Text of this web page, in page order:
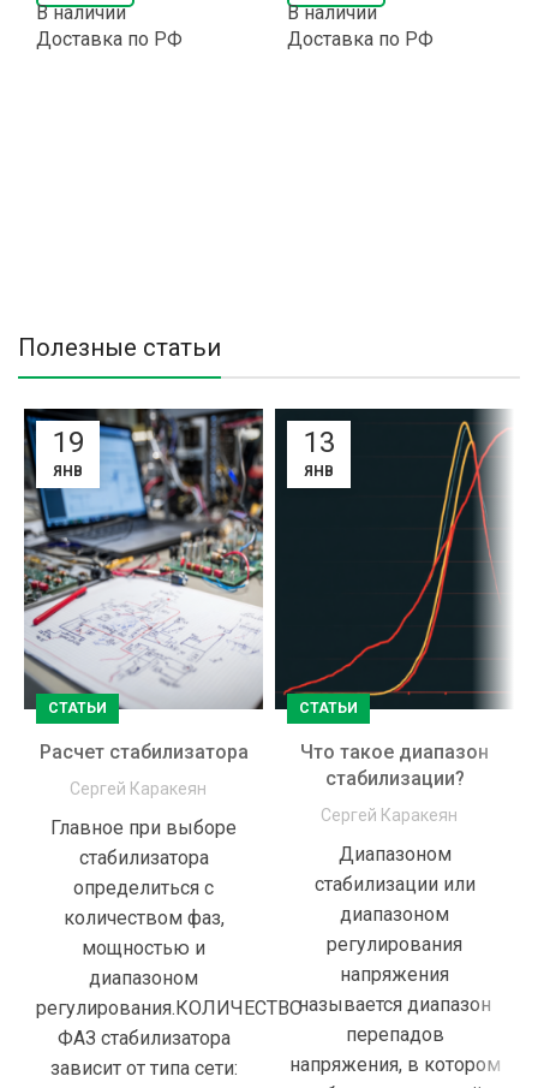
В наличии
Доставка по РФ
В наличии
Доставка по РФ
Полезные статьи
19
ЯНВ
СТАТЬИ
Расчет стабилизатора
Сергей Каракеян
Главное при выборе
стабилизатора
определиться с
количеством фаз,
мощностью и
диапазоном
регулирования.КОЛИЧЕСТВО
ФАЗ стабилизатора
зависит от типа сети:
13
ЯНВ
СТАТЬИ
Что такое диапазон
стабилизации?
Сергей Каракеян
Диапазоном
стабилизации или
диапазоном
регулирования
напряжения
называется диапазон
перепадов
напряжения, в котором